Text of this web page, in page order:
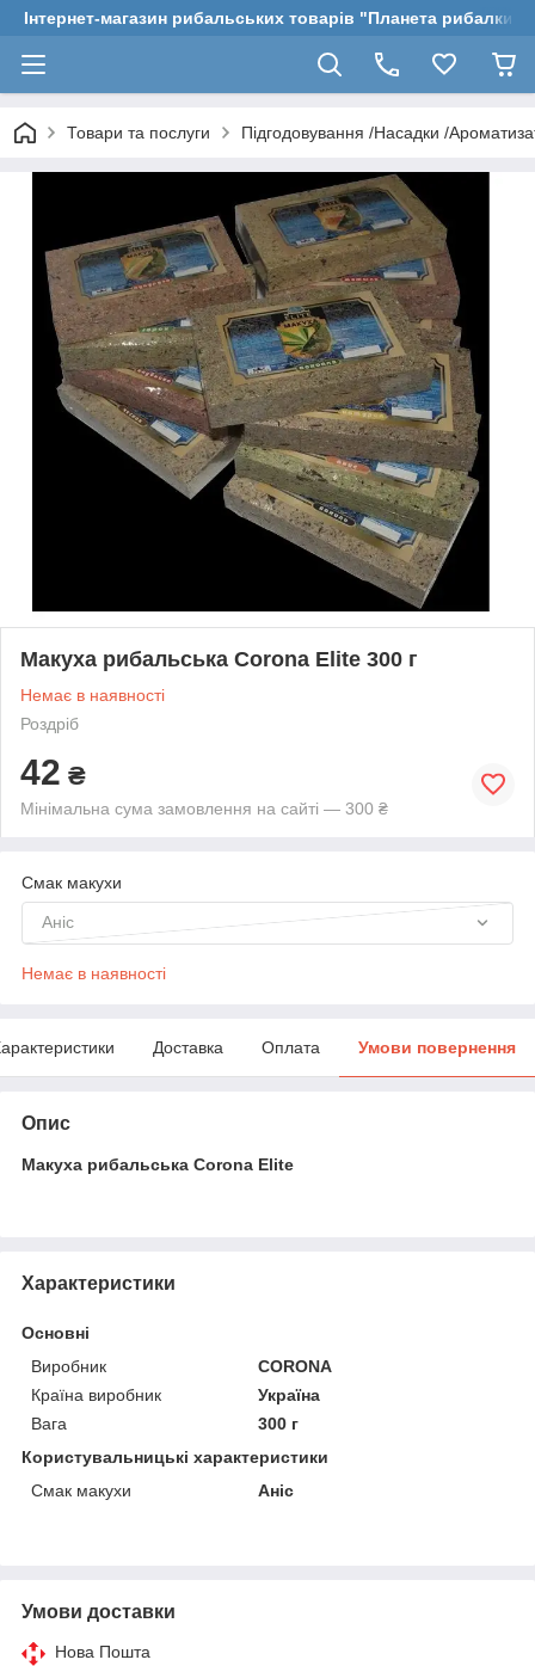
Інтернет-магазин рибальських товарів "Планета рибалки"
Товари та послуги Підгодовування /Насадки /
Макуха рибальська Corona Elite 300 г
Немає в наявності
Роздріб
42 ₴
Мінімальна сума замовлення на сайті — 300 ₴
Смак макухи
Аніс
Немає в наявності
Доставка Оплата Умови повернення
Опис
Макуха рибальська Corona Elite
Характеристики
Основні
Виробник
CORONA
Країна виробник
Україна
Вага
300 г
Користувальницькі характеристики
Смак макухи
Аніс
Умови доставки
Нова Пошта